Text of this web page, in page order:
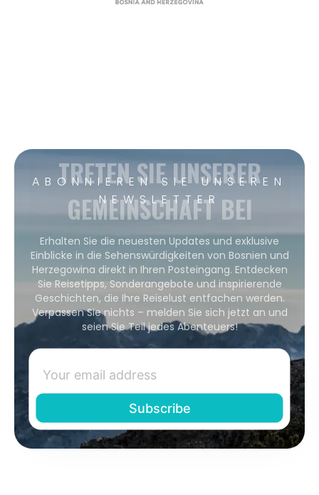
ABONNIEREN SIE UNSEREN
NEWSLETTER
TRETEN SIE UNSERER
GEMEINSCHAFT BEI
Erhalten Sie die neuesten Updates und exklusive
Einblicke in die Sehenswürdigkeiten von Bosnien und
Herzegowina direkt in Ihren Posteingang. Entdecken
Sie Reisetipps, Sonderangebote und inspirierende
Geschichten, die Ihre Reiselust entfachen werden.
Verpassen Sie nichts – melden Sie sich jetzt an und
seien Sie Teil jedes Abenteuers!